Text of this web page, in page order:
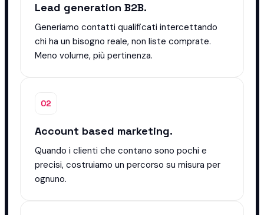
Lead generation B2B.
Generiamo contatti qualificati intercettando
chi ha un bisogno reale, non liste comprate.
Meno volume, più pertinenza.
02
Account based marketing.
Quando i clienti che contano sono pochi e
precisi, costruiamo un percorso su misura per
ognuno.